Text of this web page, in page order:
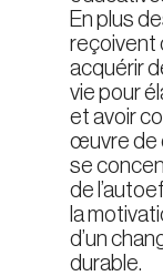
En plus
reçoivent
acquérir
vie pour
et avoir
œuvre de
se
de
la
d’un
durable.